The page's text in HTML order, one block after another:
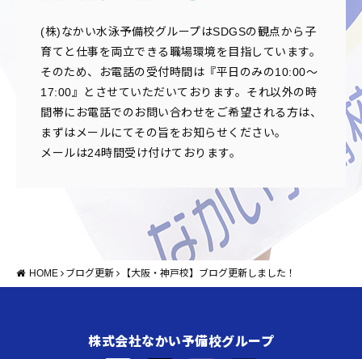
(株)なかい水泳予備校グループはSDGSの観点から子
育てと仕事を両立できる職場環境を目指しています。
そのため、お電話の受付時間は『平日のみの10:00～
17:00』とさせていただいております。それ以外の時
間帯にお電話でのお問い合わせをご希望される方は、
まずはメールにてその旨をお知らせください。
メールは24時間受け付けております。
HOME ブログ更新 【大阪・神戸校】ブログ更新しました！
株式会社なかい予備校グループ